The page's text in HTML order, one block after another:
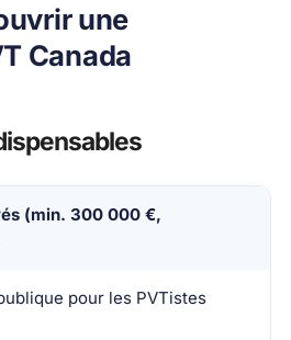
une
Canada
c’est essentiel pour un PVT Canada
(min. 300 000 €,
pour les PVTistes